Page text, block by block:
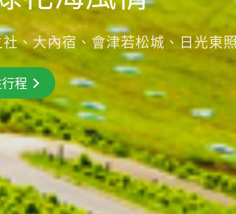
程
程
、大內宿、會津若松城、日光東
程